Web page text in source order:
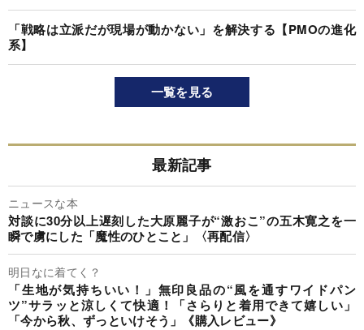
「戦略は立派だが現場が動かない」を解決する【PMOの進化
系】
一覧を見る
最新記事
ニュースな本
対談に30分以上遅刻した大原麗子が“激おこ”の五木寛之を一
瞬で虜にした「魔性のひとこと」〈再配信〉
明日なに着てく？
「生地が気持ちいい！」無印良品の“風を通すワイドパン
ツ”サラッと涼しくて快適！「さらりと着用できて嬉しい」
「今から秋、ずっといけそう」《購入レビュー》